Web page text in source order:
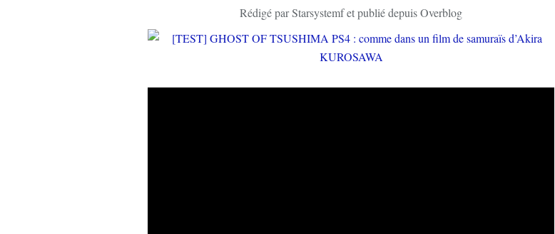
Rédigé par Starsystemf et publié depuis Overblog